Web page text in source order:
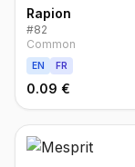
Rapion
#82
Common
EN FR
0.09 €